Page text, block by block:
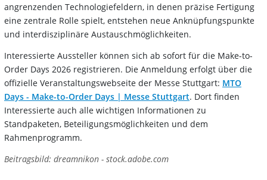
angrenzenden Technologiefeldern, in denen präzise Fertigung
eine zentrale Rolle spielt, entstehen neue Anknüpfungspunkte
und interdisziplinäre Austauschmöglichkeiten.
Interessierte Aussteller können sich ab sofort für die Make-to-
Order Days 2026 registrieren. Die Anmeldung erfolgt über die
offizielle Veranstaltungswebseite der Messe Stuttgart: MTO
Days - Make-to-Order Days | Messe Stuttgart. Dort finden
Interessierte auch alle wichtigen Informationen zu
Standpaketen, Beteiligungsmöglichkeiten und dem
Rahmenprogramm.
Beitragsbild: dreamnikon - stock.adobe.com